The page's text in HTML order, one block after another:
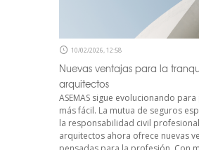
10/02/2026, 12:58
Nuevas ventajas para la
arquitectos
ASEMAS sigue evolucionando
más fácil. La mutua de seguros
la responsabilidad civil
arquitectos ahora ofrece nuevas